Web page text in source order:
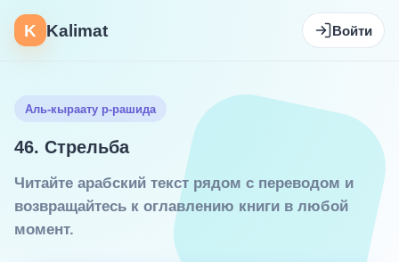
K Kalimat Войти
Аль-кыраату р-рашида
46. Стрельба
Читайте арабский текст рядом с переводом и
возвращайтесь к оглавлению книги в любой
момент.